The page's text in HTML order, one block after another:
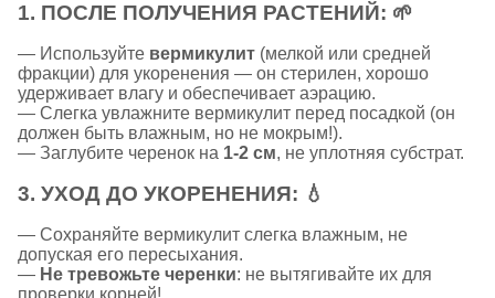
1. ПОСЛЕ ПОЛУЧЕНИЯ РАСТЕНИЙ: 🌱
— Используйте вермикулит (мелкой или средней
фракции) для укоренения — он стерилен, хорошо
удерживает влагу и обеспечивает аэрацию.
— Слегка увлажните вермикулит перед посадкой (он
должен быть влажным, но не мокрым!).
— Заглубите черенок на 1-2 см, не уплотняя субстрат.
3. УХОД ДО УКОРЕНЕНИЯ: 💧
— Сохраняйте вермикулит слегка влажным, не
допуская его пересыхания.
— Не тревожьте черенки: не вытягивайте их для
проверки корней!